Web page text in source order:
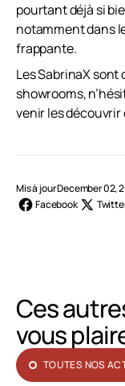
pourtant déjà si
notamment dans
frappante.
Les SabrinaX sont
showrooms,
venir les découvrir
Mis à jour December 02,
Facebook
Ces
vous
TOUTES NOS
TOUTES NOS